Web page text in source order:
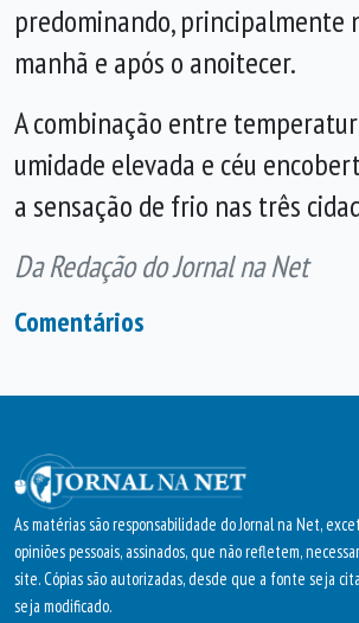
predominando, principalmente
manhã e após o anoitecer.
A combinação entre
umidade elevada e céu
a sensação de frio nas três
Da Redação do Jornal na Net
Comentários
As matérias são responsabilidade do Jornal na Net,
opiniões pessoais, assinados, que não refletem,
site. Cópias são autorizadas, desde que a fonte seja
seja modificado.